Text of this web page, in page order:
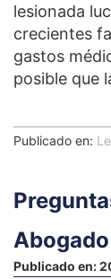
lesionada
crecientes
gastos
posible que
Publicado en:
Publicado en: